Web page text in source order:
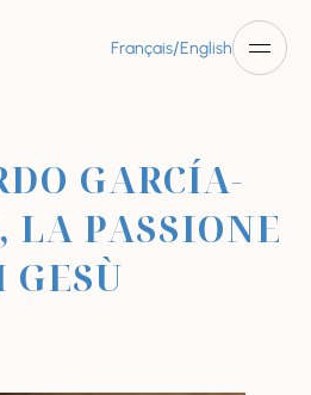
Français/English
GARCÍA-
LA PASSIONE
GESÙ